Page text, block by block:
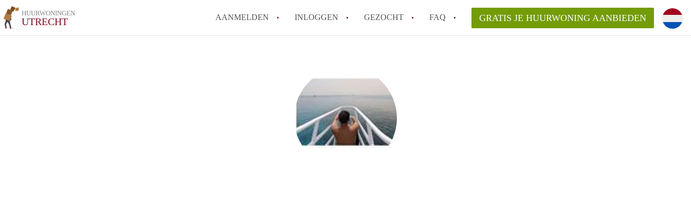
HUURWONINGEN
UTRECHT AANMELDEN INLOGGEN GEZOCHT FAQ
Wat is HuurwoningenUtrecht?
Hoeveel kost het om te reageren op een Huurwoning in Utrecht?
Wat is de privacyverklaring van HuurwoningenUtrecht?
Berekent HuurwoningenUtrecht
makelaarsvergoeding/bemiddelingsvergoeding?
GRATIS JE HUURWONING AANBIEDEN